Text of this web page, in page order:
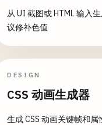
从 UI 截图或 HTML 输入
议修补色值
DESIGN
CSS 动画生成器
生成 CSS 动画关键帧和属